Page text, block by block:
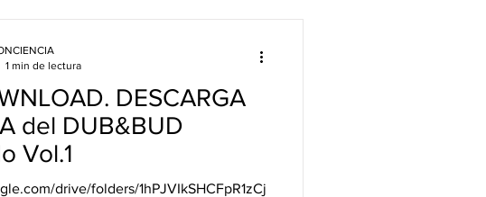
DESCARGA
del DUB&BUD
Vol.1
drive/folders/1hPJVIkSHCFpR1zCj
1 min de lectura